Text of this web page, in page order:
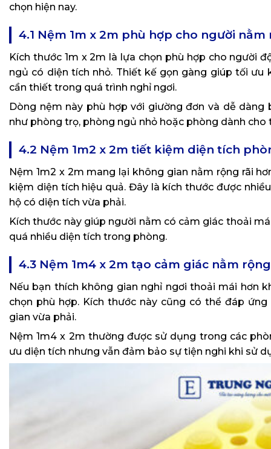
chọn hiện nay.
4.1 Nệm 1m x 2m phù hợp cho người
Kích thước 1m x 2m là lựa chọn phù hợp cho người
ngủ có diện tích nhỏ. Thiết kế gọn gàng giúp tối
cần thiết trong quá trình nghỉ ngơi.
Dòng nệm này phù hợp với giường đơn và dễ
như phòng trọ, phòng ngủ nhỏ hoặc phòng dành cho
4.2 Nệm 1m2 x 2m tiết kiệm diện tích
Nệm 1m2 x 2m mang lại không gian nằm rộng rãi
kiệm diện tích hiệu quả. Đây là kích thước được
hộ có diện tích vừa phải.
Kích thước này giúp người nằm có cảm giác thoải
quá nhiều diện tích trong phòng.
4.3 Nệm 1m4 x 2m tạo cảm giác nằm
Nếu bạn thích không gian nghỉ ngơi thoải mái hơn
chọn phù hợp. Kích thước này cũng có thể đáp
gian vừa phải.
Nệm 1m4 x 2m thường được sử dụng trong các
ưu diện tích nhưng vẫn đảm bảo sự tiện nghi khi sử